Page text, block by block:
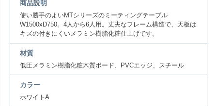
商品説明
使い勝手のよいMTシリーズのミーティングテーブル
W1500xD750。4人から6人用。丈夫なフレーム構造で、天板は
キズの付きにくいメラミン樹脂化粧仕上げです。
材質
低圧メラミン樹脂化粧木質ボード、PVCエッジ、スチール
カラー
ホワイトA